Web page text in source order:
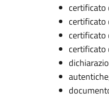
certificato
certificato
certificato
certificato